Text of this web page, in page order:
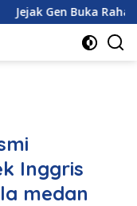
Gen Buka Rahasia
Inggris
medan